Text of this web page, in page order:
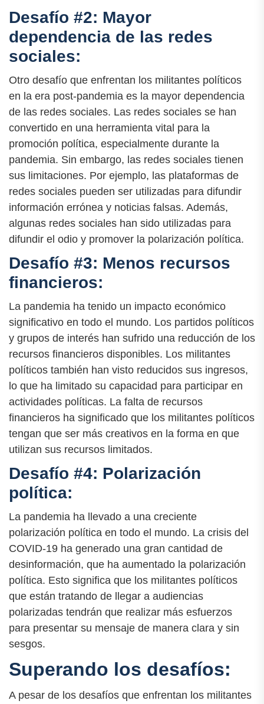
Desafío #2: Mayor
dependencia de las redes
sociales:
Otro desafío que enfrentan los militantes políticos
en la era post-pandemia es la mayor dependencia
de las redes sociales. Las redes sociales se han
convertido en una herramienta vital para la
promoción política, especialmente durante la
pandemia. Sin embargo, las redes sociales tienen
sus limitaciones. Por ejemplo, las plataformas de
redes sociales pueden ser utilizadas para difundir
información errónea y noticias falsas. Además,
algunas redes sociales han sido utilizadas para
difundir el odio y promover la polarización política.
Desafío #3: Menos recursos
financieros:
La pandemia ha tenido un impacto económico
significativo en todo el mundo. Los partidos políticos
y grupos de interés han sufrido una reducción de los
recursos financieros disponibles. Los militantes
políticos también han visto reducidos sus ingresos,
lo que ha limitado su capacidad para participar en
actividades políticas. La falta de recursos
financieros ha significado que los militantes políticos
tengan que ser más creativos en la forma en que
utilizan sus recursos limitados.
Desafío #4: Polarización
política:
La pandemia ha llevado a una creciente
polarización política en todo el mundo. La crisis del
COVID-19 ha generado una gran cantidad de
desinformación, que ha aumentado la polarización
política. Esto significa que los militantes políticos
que están tratando de llegar a audiencias
polarizadas tendrán que realizar más esfuerzos
para presentar su mensaje de manera clara y sin
sesgos.
Superando los desafíos:
A pesar de los desafíos que enfrentan los militantes